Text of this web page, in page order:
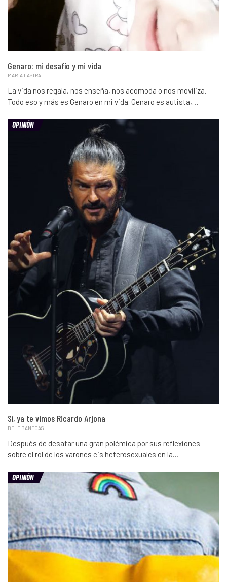
Genaro: mi desafío y mi vida
MARTA LASTRA
La vida nos regala, nos enseña, nos acomoda o nos moviliza.
Todo eso y más es Genaro en mi vida. Genaro es autista,…
OPINIÓN
Sí, ya te vimos Ricardo Arjona
BELE BANEGAS
Después de desatar una gran polémica por sus reflexiones
sobre el rol de los varones cis heterosexuales en la…
OPINIÓN